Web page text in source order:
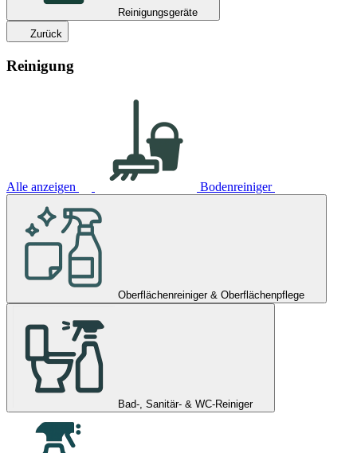
Reinigungsgeräte
Zurück
Reinigung
Alle anzeigen Bodenreiniger
Oberflächenreiniger & Oberflächenpflege
Bad-, Sanitär- & WC-Reiniger